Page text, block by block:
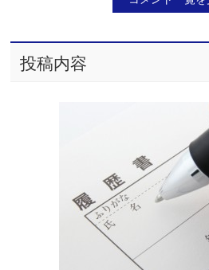
投稿内容